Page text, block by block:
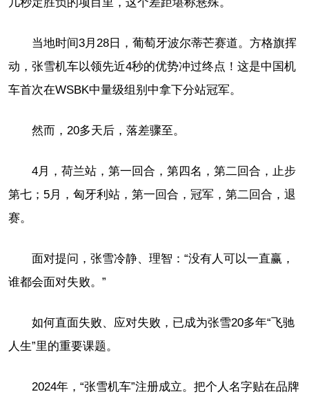
当地时间3月28日，葡萄牙波尔蒂芒赛道。方格旗挥
动，张雪机车以领先近4秒的优势冲过终点！这是中国机
车首次在WSBK中量级组别中拿下分站冠军。
然而，20多天后，落差骤至。
4月，荷兰站，第一回合，第四名，第二回合，止步
第七；5月，匈牙利站，第一回合，冠军，第二回合，退
赛。
面对提问，张雪冷静、理智：“没有人可以一直赢，
谁都会面对失败。”
如何直面失败、应对失败，已成为张雪20多年“飞驰
人生”里的重要课题。
2024年，“张雪机车”注册成立。把个人名字贴在品牌